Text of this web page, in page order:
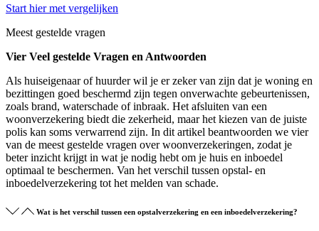
Start hier met vergelijken
Meest gestelde vragen
Vier Veel gestelde Vragen en Antwoorden
Als huiseigenaar of huurder wil je er zeker van zijn dat je woning en
bezittingen goed beschermd zijn tegen onverwachte gebeurtenissen,
zoals brand, waterschade of inbraak. Het afsluiten van een
woonverzekering biedt die zekerheid, maar het kiezen van de juiste
polis kan soms verwarrend zijn. In dit artikel beantwoorden we vier
van de meest gestelde vragen over woonverzekeringen, zodat je
beter inzicht krijgt in wat je nodig hebt om je huis en inboedel
optimaal te beschermen. Van het verschil tussen opstal- en
inboedelverzekering tot het melden van schade.
Wat is het verschil tussen een opstalverzekering en een inboedelverzekering?